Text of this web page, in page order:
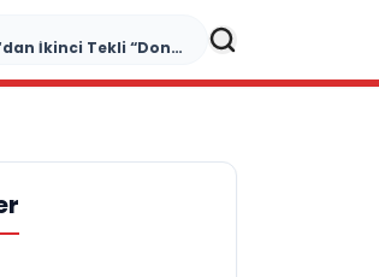
Yonca Samlı ‘dan İkinci Tekli “Donacaksın Sevgilim “ yayımlandı